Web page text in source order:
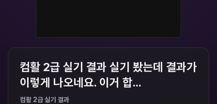
컴활 2급 실기 결과 실기 봤는데 결과가
이렇게 나오네요. 이거 합...
컴활 2급 실기 결과